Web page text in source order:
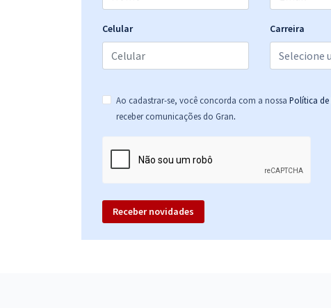
Celular Carreira
Ao cadastrar-se, você concorda com a nossa Política de
receber comunicações do Gran.
Receber novidades